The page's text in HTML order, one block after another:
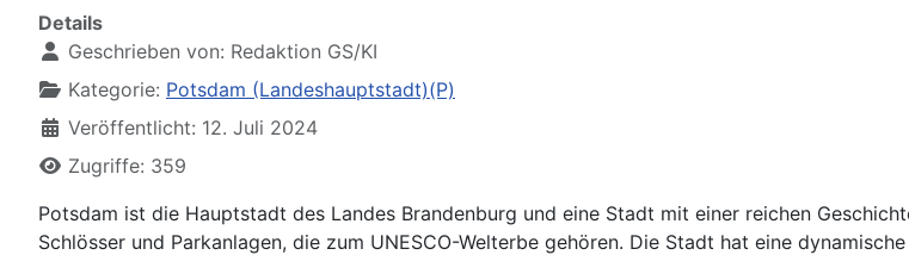
Details
Geschrieben von: Redaktion GS/KI
Kategorie: Potsdam (Landeshauptstadt)(P)
Veröffentlicht: 12. Juli 2024
Zugriffe: 359
Potsdam ist die Hauptstadt des Landes Brandenburg und eine Stadt mit einer reichen
Schlösser und Parkanlagen, die zum UNESCO-Welterbe gehören. Die Stadt hat eine